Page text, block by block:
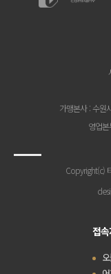
가맹본사: 수원
영업본
Copyright(c)
접